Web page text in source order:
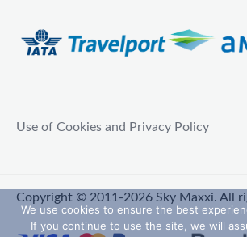
Use of Cookies and Privacy Policy
Copyright © 2011-2026 Sky Maxxi. All
We use cookies to ensure the best
If you continue to use the site, we will